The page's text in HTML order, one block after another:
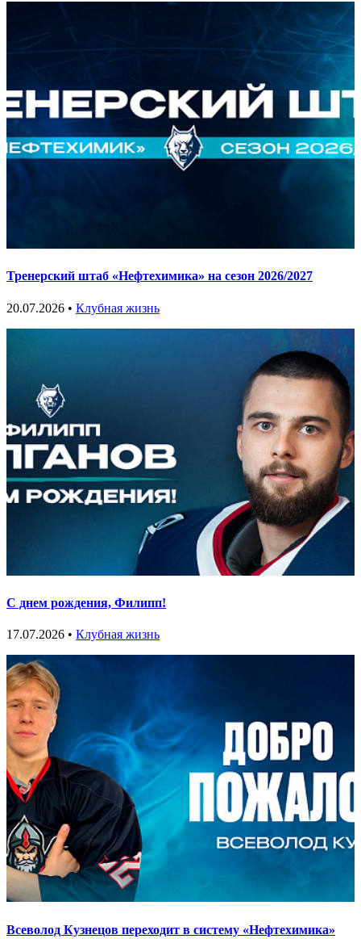
Тренерский штаб «Нефтехимика» на сезон 2026/2027
20.07.2026 • Клубная жизнь
С днем рождения, Филипп!
17.07.2026 • Клубная жизнь
Всеволод Кузнецов переходит в систему «Нефтехимика»